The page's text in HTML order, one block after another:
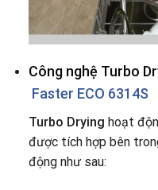
Công nghệ Turbo
Faster ECO 6314S
Turbo Drying hoạt
được tích hợp bên
động như sau: